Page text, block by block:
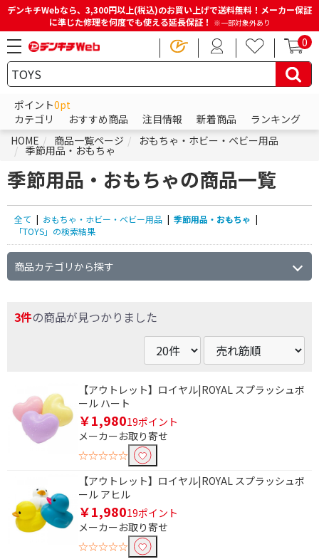
デンキチWebなら、3,300円以上(税込)のお買い上げで送料無料！メーカー保証
に準じた修理を何度でも使える延長保証！ ※一部対象外あり
0
ポイント0pt
カテゴリ
おすすめ商品 注目情報 新着商品
ランキング
HOME
商品一覧ページ おもちゃ・ホビー・ベビー用品
季節用品・おもちゃ
季節用品・おもちゃの商品一覧
全て | おもちゃ・ホビー・ベビー用品 | 季節用品・おもちゃ |
「TOYS」の検索結果
商品カテゴリから探す
3件の商品が見つかりました
【アウトレット】ロイヤル|ROYAL スプラッシュボ
ール ハート
￥1,98019ポイント
メーカーお取り寄せ
☆☆☆☆☆
【アウトレット】ロイヤル|ROYAL スプラッシュボ
ール アヒル
￥1,98019ポイント
メーカーお取り寄せ
☆☆☆☆☆
条件で絞り込む
フリーワードで絞り込む
除外する
除外する にチェックを入れると、指定したワード
を除外して検索します。
価格で絞り込む